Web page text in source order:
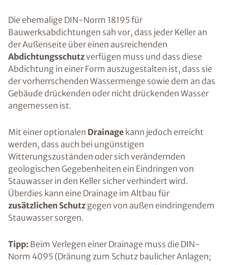
Die ehemalige DIN-Norm 18195 für
Bauwerksabdichtungen sah vor, dass jeder Keller an
der Außenseite über einen ausreichenden
Abdichtungsschutzverfügen muss und dass diese
Abdichtung in einer Form auszugestalten ist, dass sie
der vorherrschenden Wassermenge sowie dem an das
Gebäude drückenden oder nicht drückenden Wasser
angemessen ist.
Mit einer optionalen Drainage kann jedoch erreicht
werden, dass auch bei ungünstigen
Witterungszuständen oder sich verändernden
geologischen Gegebenheiten ein Eindringen von
Stauwasser in den Keller sicher verhindert wird.
Überdies kann eine Drainage im Altbau für
zusätzlichen Schutz gegen von außen eindringendem
Stauwasser sorgen.
Tipp: Beim Verlegen einer Drainage muss die DIN-
Norm 4095 (Dränung zum Schutz baulicher Anlagen;